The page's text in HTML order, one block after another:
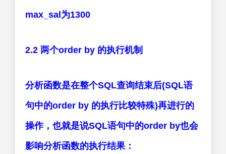
max_sal为1300
2.2 两个order by 的执行机制
分析函数是在整个SQL查询结束后(SQL语
句中的order by 的执行比较特殊)再进行的
操作，也就是说SQL语句中的order by也会
影响分析函数的执行结果：